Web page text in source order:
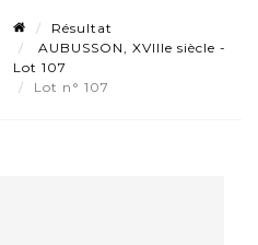
Résultat
AUBUSSON, XVIIIe siècle -
Lot 107
Lot n° 107